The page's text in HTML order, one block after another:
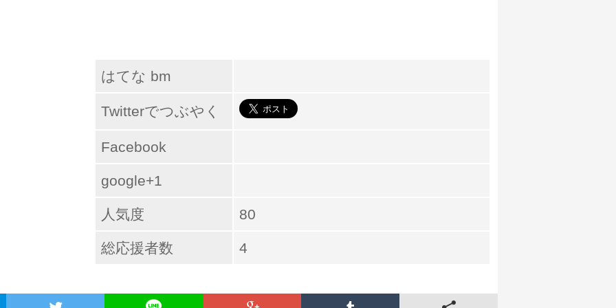
はてな bm
Twitterでつぶやく
Facebook
google+1
人気度 80
総応援者数 4